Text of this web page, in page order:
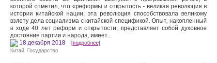
которой отметил, что «реформы и открытость - великая революция в
истории китайской нации, эта революция способствовала великому
взлету дела социализма с китайской спецификой. Опыт, накопленный
в ходе 40 лет реформ и открытости, представляет собой духовное
достояние партии и народа, имеет...
18 декабря 2018 [подробнее]
Китай Государство